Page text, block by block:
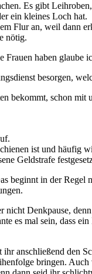
Es gibt
ein kleines Loch hat.
Flur an, weil dann
nötig.
haben
besorgen,
bekommt, schon
ist und
Geldstrafe
beginnt in der
Denkpause,
es mal sein, dass
anschließend
bringen.